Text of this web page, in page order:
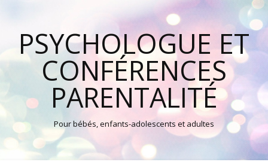
PSYCHOLOGUE ET
CONFÉRENCES
PARENTALITÉ
Pour bébés, enfants-adolescents et adultes